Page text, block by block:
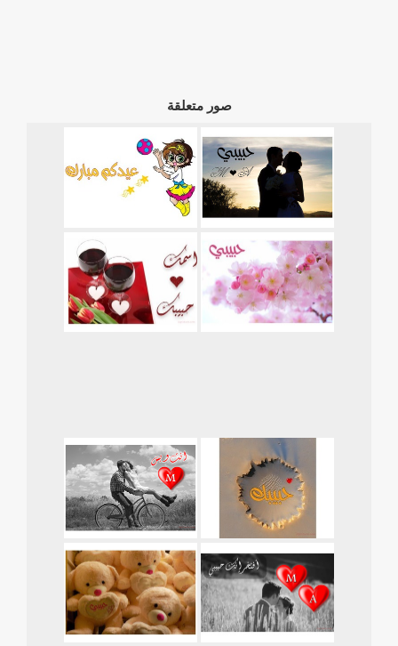
صور متعلقة